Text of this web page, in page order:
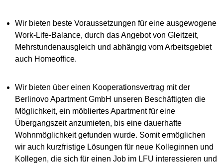
Wir bieten beste Voraussetzungen für eine ausgewogene
Work-Life-Balance, durch das Angebot von Gleitzeit,
Mehrstundenausgleich und abhängig vom Arbeitsgebiet
auch Homeoffice.
Wir bieten über einen Kooperationsvertrag mit der
Berlinovo Apartment GmbH unseren Beschäftigten die
Möglichkeit, ein möbliertes Apartment für eine
Übergangszeit anzumieten, bis eine dauerhafte
Wohnmöglichkeit gefunden wurde. Somit ermöglichen
wir auch kurzfristige Lösungen für neue Kolleginnen und
Kollegen, die sich für einen Job im LFU interessieren und